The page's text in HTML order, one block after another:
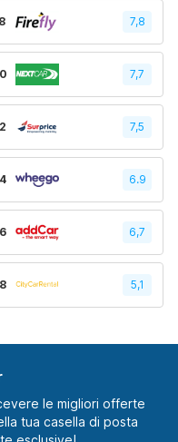
7,8
7,7
7,5
6.9
6,7
5,1
le migliori offerte
tua casella di posta